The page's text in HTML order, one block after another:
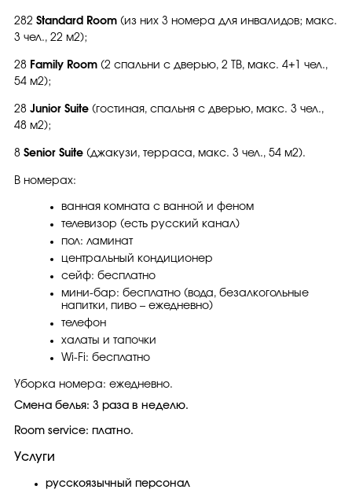
282 Standard Room (из них 3 номера для инвалидов; макс.
3 чел., 22 м2);
28 Family Room (2 спальни с дверью, 2 ТВ, макс. 4+1 чел.,
54 м2);
28 Junior Suite (гостиная, спальня с дверью, макс. 3 чел.,
48 м2);
8 Senior Suite (джакузи, терраса, макс. 3 чел., 54 м2).
В номерах:
ванная комната с ванной и феном
телевизор (есть русский канал)
пол: ламинат
центральный кондиционер
сейф: бесплатно
мини-бар: бесплатно (вода, безалкогольные
напитки, пиво – ежедневно)
телефон
халаты и тапочки
Wi-Fi: бесплатно
Уборка номера: ежедневно.
Смена белья: 3 раза в неделю.
Room service: платно.
Услуги
русскоязычный персонал